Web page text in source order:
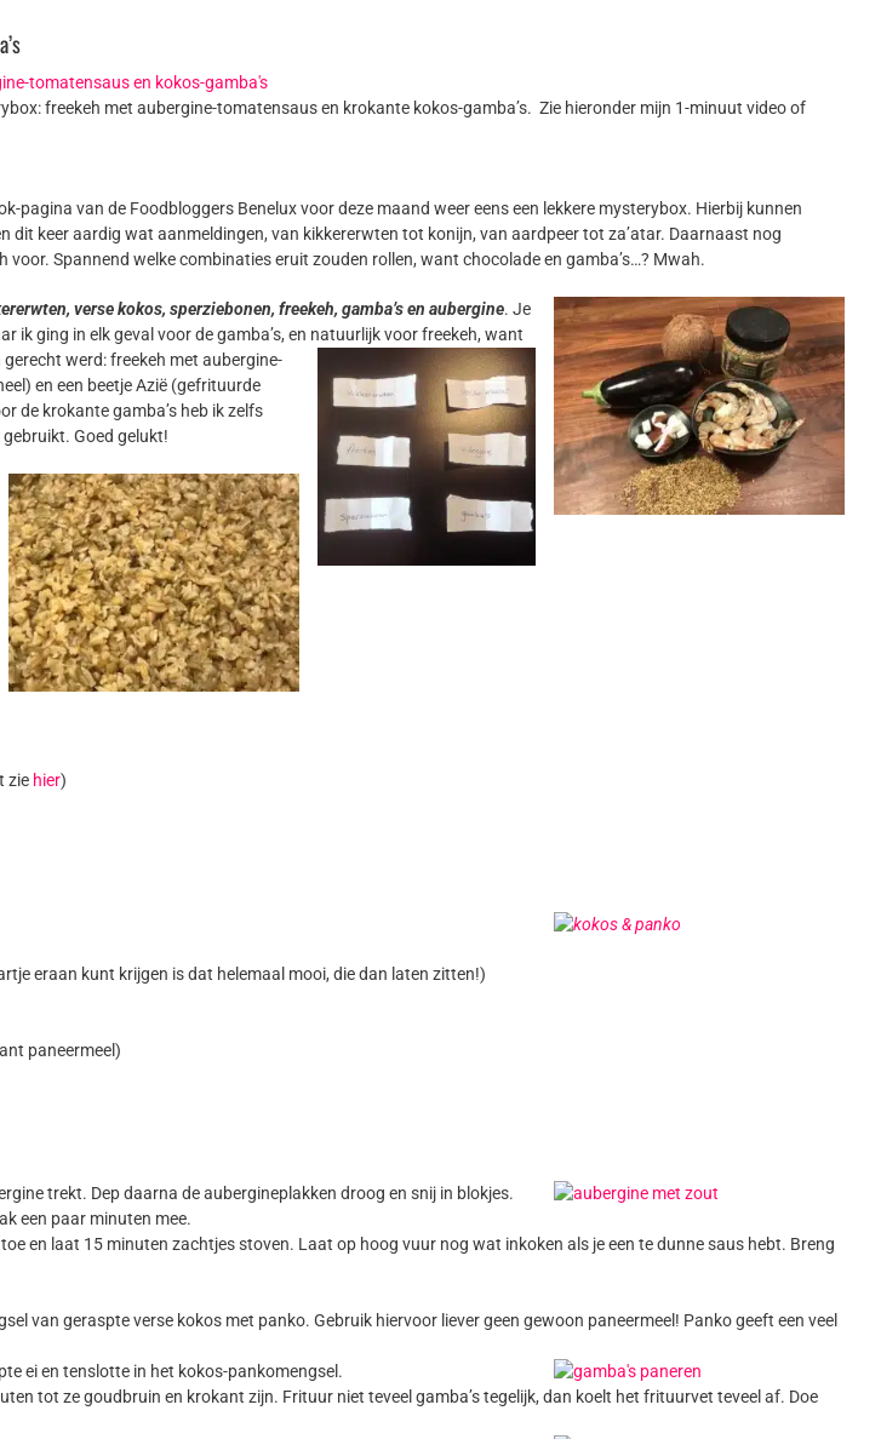
freekeh met aubergine-tomatensaus en krokante kokos-gamba’s. Zie hieronder mijn 1-minuut video of
pagina van de Foodbloggers Benelux voor deze maand weer eens een lekkere mysterybox. Hierbij kunnen
keer aardig wat aanmeldingen, van kikkererwten tot konijn, van aardpeer tot za’atar. Daarnaast nog
Spannend welke combinaties eruit zouden rollen, want chocolade en gamba’s…? Mwah.
verse kokos, sperziebonen, freekeh, gamba’s en aubergine. Je
ik ging in elk geval voor de gamba’s, en natuurlijk voor freekeh, want
werd: freekeh met aubergine-
en een beetje Azië (gefrituurde
de krokante gamba’s heb ik zelfs
Goed gelukt!
zie hier)
eraan kunt krijgen is dat helemaal mooi, die dan laten zitten!)
paneermeel)
trekt. Dep daarna de aubergineplakken droog en snij in blokjes.
een paar minuten mee.
en laat 15 minuten zachtjes stoven. Laat op hoog vuur nog wat inkoken als je een te dunne saus hebt. Breng
van geraspte verse kokos met panko. Gebruik hiervoor liever geen gewoon paneermeel! Panko geeft een veel
ei en tenslotte in het kokos-pankomengsel.
tot ze goudbruin en krokant zijn. Frituur niet teveel gamba’s tegelijk, dan koelt het frituurvet teveel af. Doe